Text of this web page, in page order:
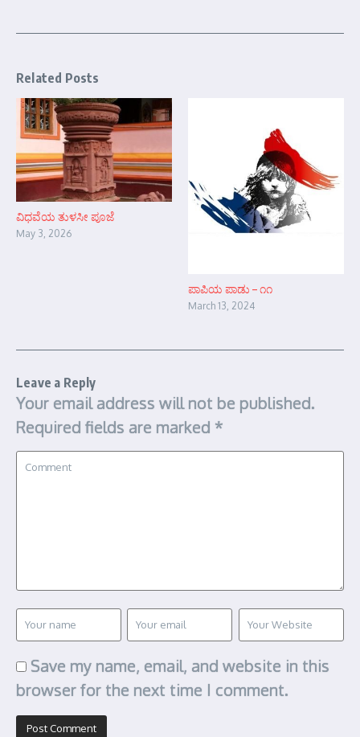
Related Posts
ವಿಧವೆಯ ತುಳಸೀ ಪೂಜೆ
May 3, 2026
ಪಾಪಿಯ ಪಾಡು – ೧೧
March 13, 2024
Leave a Reply
Your email address will not be published.
Required fields are marked *
Save my name, email, and website in this
browser for the next time I comment.